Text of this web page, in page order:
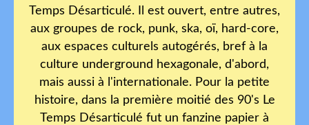
Temps Désarticulé. Il est ouvert, entre autres,
aux groupes de rock, punk, ska, oï, hard-core,
aux espaces culturels autogérés, bref à la
culture underground hexagonale, d'abord,
mais aussi à l'internationale. Pour la petite
histoire, dans la première moitié des 90's Le
Temps Désarticulé fut un fanzine papier à